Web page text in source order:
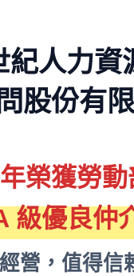
紀人力資
股份有
榮獲勞動
級優良仲
營，值得信